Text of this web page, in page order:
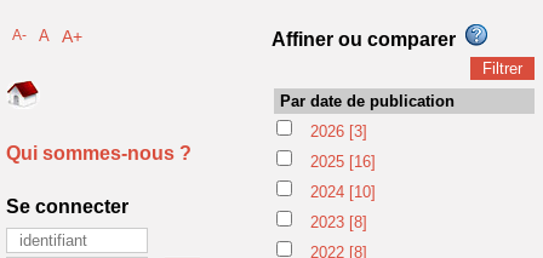
A- A A+
Qui sommes-nous ?
Se connecter
Affiner ou comparer
Par date de publication
2026 [3]
2025 [16]
2024 [10]
2023 [8]
2022 [8]